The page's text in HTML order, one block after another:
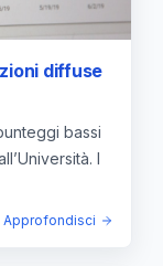
diffuse
bassi
I
Approfondisci